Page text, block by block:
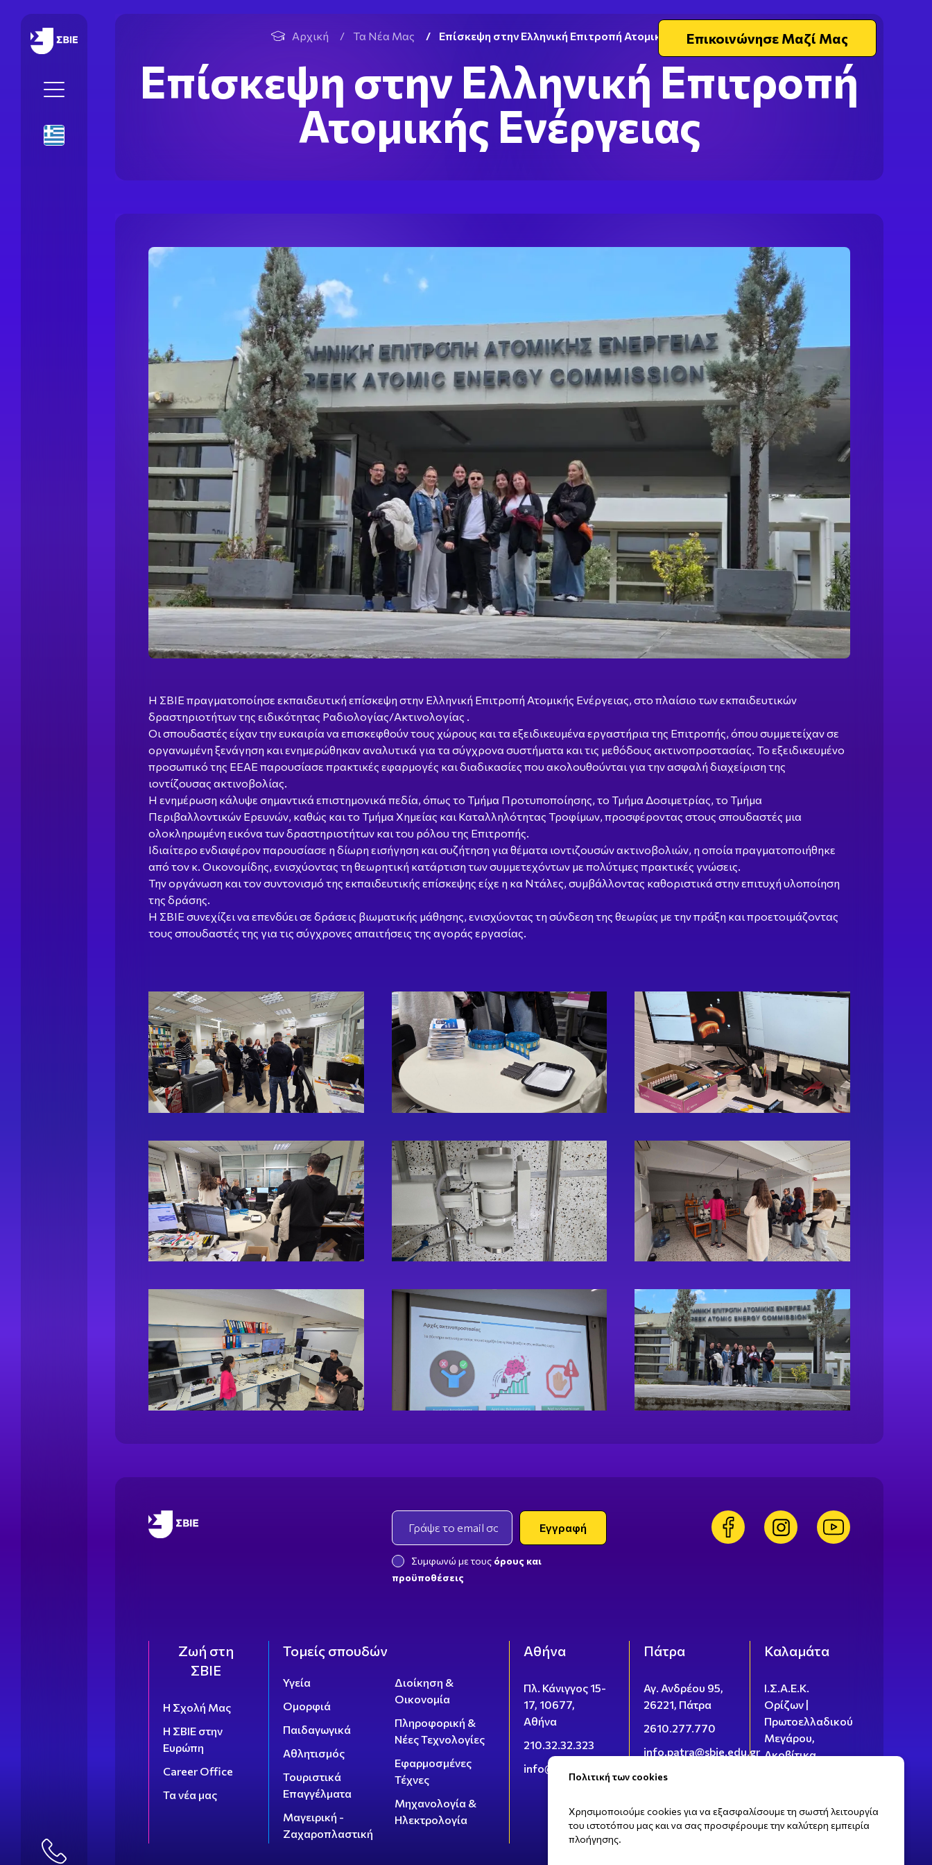
Επικοινώνησε Μαζί Μας
IEK SBIE
El
210.32.32.323
Αρχική / Τα Νέα Μας / Επίσκεψη στην Ελληνική Επιτροπή Ατομικής Ενέργειας
Επίσκεψη στην Ελληνική Επιτροπή
Ατομικής Ενέργειας
Η ΣΒΙΕ πραγματοποίησε εκπαιδευτική επίσκεψη στην Ελληνική Επιτροπή Ατομικής Ενέργειας, στο πλαίσιο των εκπαιδευτικών
δραστηριοτήτων της ειδικότητας Ραδιολογίας/Ακτινολογίας .
Οι σπουδαστές είχαν την ευκαιρία να επισκεφθούν τους χώρους και τα εξειδικευμένα εργαστήρια της Επιτροπής, όπου συμμετείχαν σε
οργανωμένη ξενάγηση και ενημερώθηκαν αναλυτικά για τα σύγχρονα συστήματα και τις μεθόδους ακτινοπροστασίας. Το εξειδικευμένο
προσωπικό της ΕΕΑΕ παρουσίασε πρακτικές εφαρμογές και διαδικασίες που ακολουθούνται για την ασφαλή διαχείριση της
ιοντίζουσας ακτινοβολίας.
Η ενημέρωση κάλυψε σημαντικά επιστημονικά πεδία, όπως το Τμήμα Προτυποποίησης, το Τμήμα Δοσιμετρίας, το Τμήμα
Περιβαλλοντικών Ερευνών, καθώς και το Τμήμα Χημείας και Καταλληλότητας Τροφίμων, προσφέροντας στους σπουδαστές μια
ολοκληρωμένη εικόνα των δραστηριοτήτων και του ρόλου της Επιτροπής.
Ιδιαίτερο ενδιαφέρον παρουσίασε η δίωρη εισήγηση και συζήτηση για θέματα ιοντιζουσών ακτινοβολιών, η οποία πραγματοποιήθηκε
από τον κ. Οικονομίδης, ενισχύοντας τη θεωρητική κατάρτιση των συμμετεχόντων με πολύτιμες πρακτικές γνώσεις.
Την οργάνωση και τον συντονισμό της εκπαιδευτικής επίσκεψης είχε η κα Ντάλες, συμβάλλοντας καθοριστικά στην επιτυχή υλοποίηση
της δράσης.
Η ΣΒΙΕ συνεχίζει να επενδύει σε δράσεις βιωματικής μάθησης, ενισχύοντας τη σύνδεση της θεωρίας με την πράξη και προετοιμάζοντας
τους σπουδαστές της για τις σύγχρονες απαιτήσεις της αγοράς εργασίας.
Email
Εγγραφή
Συμφωνώ με τους όρους και
προϋποθέσεις
facebook instagram youtube
Ζωή στη
ΣΒΙΕ
Η Σχολή Μας
Η ΣΒΙΕ στην
Ευρώπη
Career Office
Τα νέα μας
Τομείς σπουδών
Υγεία
Ομορφιά
Παιδαγωγικά
Αθλητισμός
Τουριστικά
Επαγγέλματα
Μαγειρική -
Ζαχαροπλαστική
Διοίκηση &
Οικονομία
Πληροφορική &
Νέες Τεχνολογίες
Εφαρμοσμένες
Τέχνες
Μηχανολογία &
Ηλεκτρολογία
Αθήνα
Πλ. Κάνιγγος 15-
17, 10677,
Αθήνα
210.32.32.323
info@sbie.edu.gr
Πάτρα
Αγ. Ανδρέου 95,
26221, Πάτρα
2610.277.770
info.patra@sbie.edu.gr
Καλαμάτα
Ι.Σ.Α.Ε.Κ.
Ορίζων |
Πρωτοελλαδικού
Μεγάρου,
Ακοβίτικα
27210.94277
info@sbie.edu.gr
Πολιτική των cookies
Χρησιμοποιούμε cookies για να εξασφαλίσουμε τη σωστή λειτουργία
του ιστοτόπου μας και να σας προσφέρουμε την καλύτερη εμπειρία
πλοήγησης.